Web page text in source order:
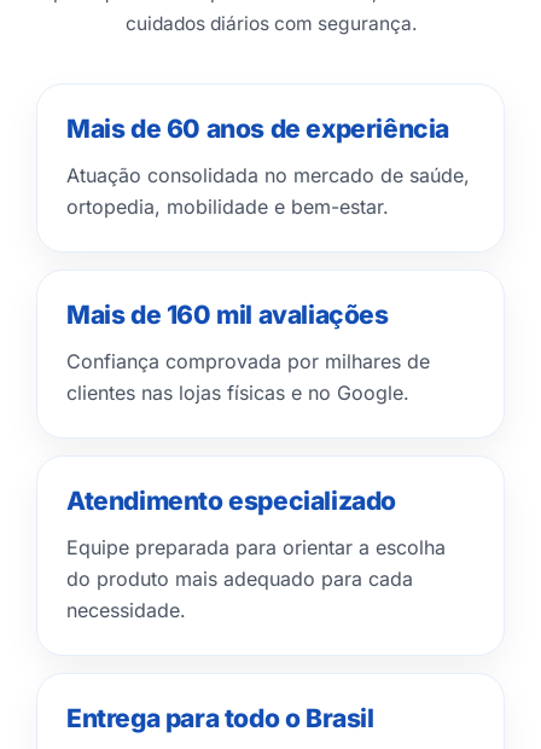
cuidados diários com segurança.
Mais de 60 anos de experiência
Atuação consolidada no mercado de saúde,
ortopedia, mobilidade e bem-estar.
Mais de 160 mil avaliações
Confiança comprovada por milhares de
clientes nas lojas físicas e no Google.
Atendimento especializado
Equipe preparada para orientar a escolha
do produto mais adequado para cada
necessidade.
Entrega para todo o Brasil